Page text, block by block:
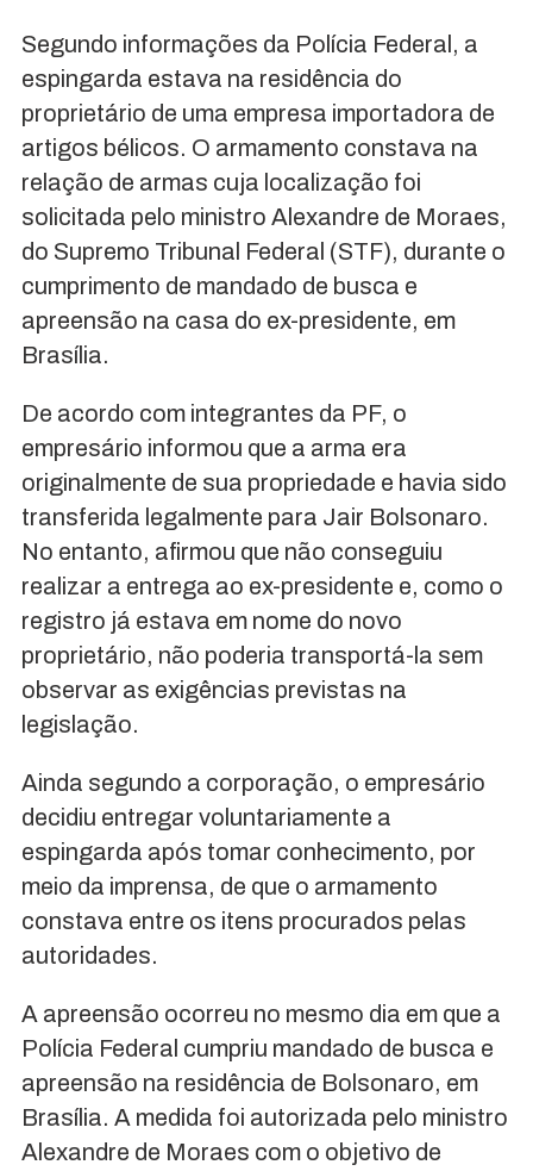
Segundo informações da Polícia Federal, a
espingarda estava na residência do
proprietário de uma empresa importadora de
artigos bélicos. O armamento constava na
relação de armas cuja localização foi
solicitada pelo ministro Alexandre de Moraes,
do Supremo Tribunal Federal (STF), durante o
cumprimento de mandado de busca e
apreensão na casa do ex-presidente, em
Brasília.
De acordo com integrantes da PF, o
empresário informou que a arma era
originalmente de sua propriedade e havia sido
transferida legalmente para Jair Bolsonaro.
No entanto, afirmou que não conseguiu
realizar a entrega ao ex-presidente e, como o
registro já estava em nome do novo
proprietário, não poderia transportá-la sem
observar as exigências previstas na
legislação.
Ainda segundo a corporação, o empresário
decidiu entregar voluntariamente a
espingarda após tomar conhecimento, por
meio da imprensa, de que o armamento
constava entre os itens procurados pelas
autoridades.
A apreensão ocorreu no mesmo dia em que a
Polícia Federal cumpriu mandado de busca e
apreensão na residência de Bolsonaro, em
Brasília. A medida foi autorizada pelo ministro
Alexandre de Moraes com o objetivo de